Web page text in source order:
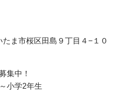
ま市桜区田島９丁目４−１０
集中！
小学2年生